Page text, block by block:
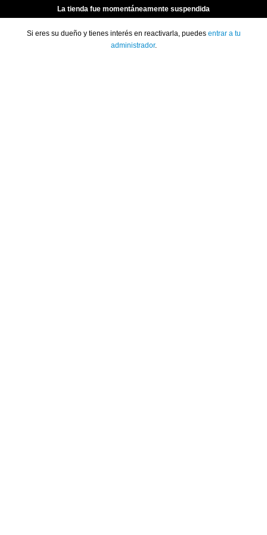
La tienda fue momentáneamente suspendida
Si eres su dueño y tienes interés en reactivarla, puedes entrar a tu
administrador.